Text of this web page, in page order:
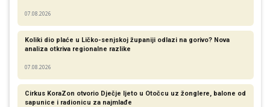
07.08.2026
Koliki dio plaće u Ličko-senjskoj županiji odlazi na gorivo? Nova
analiza otkriva regionalne razlike​
07.08.2026
Cirkus KoraZon otvorio Dječje ljeto u Otočcu uz žonglere, balone od
sapunice i radionicu za najmlađe